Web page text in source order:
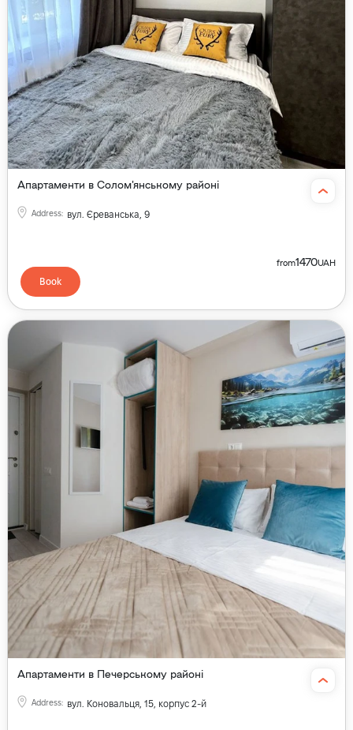
Апартаменти в Солом'янському районі
Address: вул. Єреванська, 9
from1470UAH
Book
Апартаменти в Печерському районі
Address: вул. Коновальця, 15, корпус 2-й